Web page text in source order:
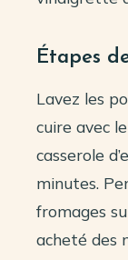
Étapes
Lavez les
cuire avec
casserole
minutes.
fromages
acheté des